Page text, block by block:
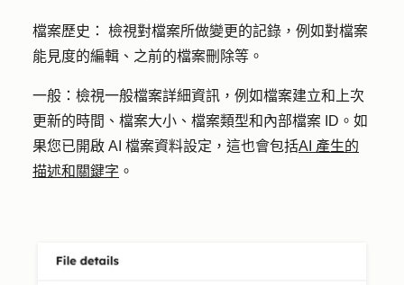
檔案歷史： 檢視對檔案所做變更的記錄，例如對檔案
能見度的編輯、之前的檔案刪除等。
一般： 檢視一般檔案詳細資訊，例如檔案建立和上次
更新的時間、檔案大小、檔案類型和內部檔案 ID。如
果您已開啟 AI 檔案資料設定，這也會包括AI 產生的
描述和關鍵字 。